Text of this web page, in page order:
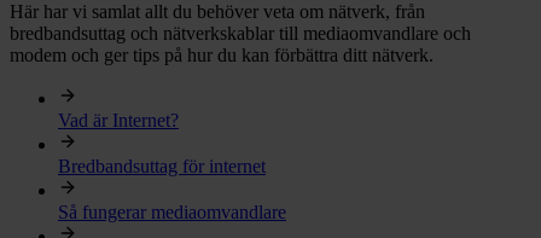
Här har vi samlat allt du behöver veta om nätverk, från
bredbandsuttag och nätverkskablar till mediaomvandlare och
modem och ger tips på hur du kan förbättra ditt nätverk.
Vad är Internet?
Bredbandsuttag för internet
Så fungerar mediaomvandlare